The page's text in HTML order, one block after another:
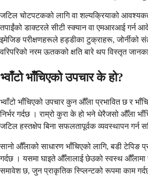
जटिल चोटपटकको लागि वा शल्यक्रियाको
तपाईंको डाक्टरले सीटी स्क्यान वा एमआरआई गर्न
इमेजिङ परीक्षणहरूले हड्डीका टुक्राहरू, जोर्नीको
वरिपरिको नरम ऊतकको क्षति बारे थप विस्तृत
भ्वाँटो भाँचिएको उपचार के हो?
भ्वाँटो भाँचिएको उपचार कुन औँला प्रभावित छ र
निर्भर गर्दछ । राम्रो कुरा के हो भने धेरैजसो औँला
जटिल हस्तक्षेप बिना सफलतापूर्वक व्यवस्थापन गर्न
सानो औँलाको साधारण भाँचिएको लागि, बडी टेपिङ
गर्दछ । यसमा घाइते औँलालाई छेउको स्वस्थ औँलामा
समावेश छ, जुन प्राकृतिक स्प्लिन्टको रूपमा काम